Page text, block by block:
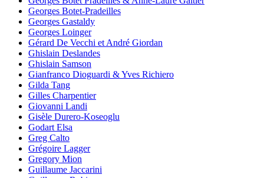
Georges Botet-Pradeilles
Georges Gastaldy
Georges Loinger
Gérard De Vecchi et André Giordan
Ghislain Deslandes
Ghislain Samson
Gianfranco Dioguardi & Yves Richiero
Gilda Tang
Gilles Charpentier
Giovanni Landi
Gisèle Durero-Koseoglu
Godart Elsa
Greg Calto
Grégoire Lagger
Gregory Mion
Guillaume Jaccarini